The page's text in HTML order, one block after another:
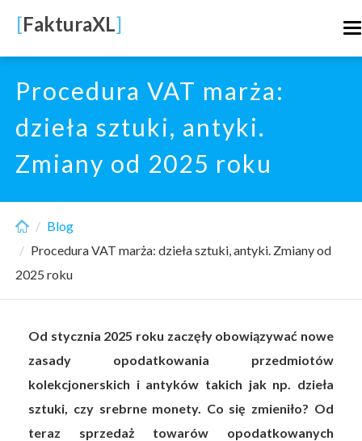
main
content
[FakturaXL]
Procedura VAT marża:
dzieła sztuki, antyki.
Zmiany od 2025 roku
Blog
Procedura VAT marża: dzieła sztuki, antyki. Zmiany od
2025 roku
Od stycznia 2025 roku zaczęły obowiązywać nowe
zasady opodatkowania przedmiotów
kolekcjonerskich i antyków takich jak np. dzieła
sztuki, czy srebrne monety. Co się zmieniło? Od
teraz sprzedaż towarów opodatkowanych